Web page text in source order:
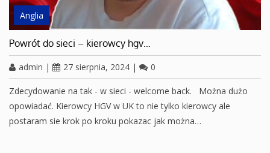
Anglia
Powrót do sieci – kierowcy hgv…
admin | 27 sierpnia, 2024 | 0
Zdecydowanie na tak - w sieci - welcome back. Można dużo
opowiadać. Kierowcy HGV w UK to nie tylko kierowcy ale
postaram sie krok po kroku pokazac jak można…